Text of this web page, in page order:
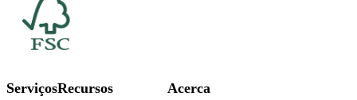
ServiçosRecursos Acerca